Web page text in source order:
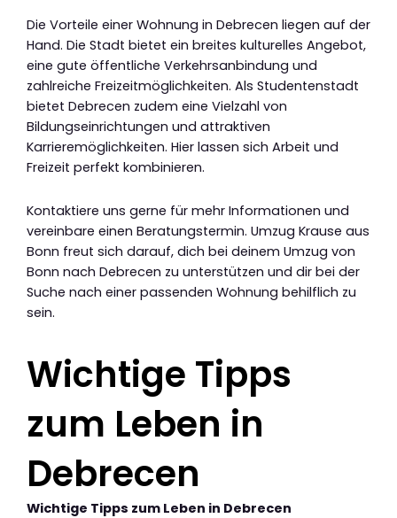
Die Vorteile einer Wohnung in Debrecen liegen auf der
Hand. Die Stadt bietet ein breites kulturelles Angebot,
eine gute öffentliche Verkehrsanbindung und
zahlreiche Freizeitmöglichkeiten. Als Studentenstadt
bietet Debrecen zudem eine Vielzahl von
Bildungseinrichtungen und attraktiven
Karrieremöglichkeiten. Hier lassen sich Arbeit und
Freizeit perfekt kombinieren.
Kontaktiere uns gerne für mehr Informationen und
vereinbare einen Beratungstermin. Umzug Krause aus
Bonn freut sich darauf, dich bei deinem Umzug von
Bonn nach Debrecen zu unterstützen und dir bei der
Suche nach einer passenden Wohnung behilflich zu
sein.
Wichtige Tipps
zum Leben in
Debrecen
Wichtige Tipps zum Leben in Debrecen